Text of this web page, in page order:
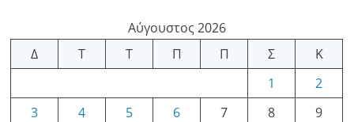
Αύγουστος 2026
Δ
Τ Τ Π Π Σ
Κ
1
2
3
4 5 6 7 8
9